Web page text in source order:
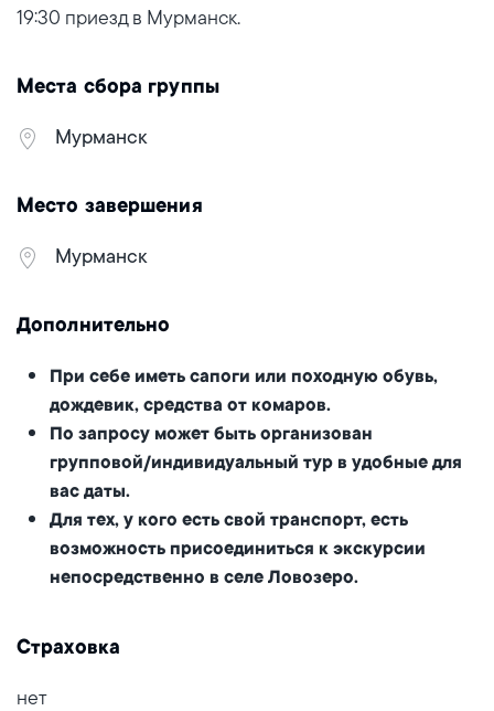
19:30 приезд в Мурманск.
Места сбора группы
Мурманск
Место завершения
Мурманск
Дополнительно
При себе иметь сапоги или походную обувь,
дождевик, средства от комаров.
По запросу может быть организован
групповой/индивидуальный тур в удобные для
вас даты.
Для тех, у кого есть свой транспорт, есть
возможность присоединиться к экскурсии
непосредственно в селе Ловозеро.
Страховка
нет